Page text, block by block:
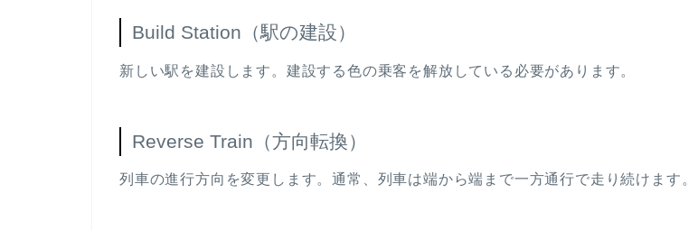
Build Station（駅の建設）
新しい駅を建設します。建設する色の乗客を解放している必要があります。
Reverse Train（方向転換）
列車の進行方向を変更します。通常、列車は端から端まで一方通行で走り続けます。